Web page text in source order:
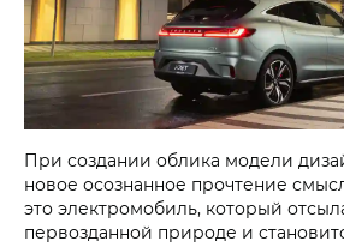
При создании облика модели
новое осознанное прочтение
это электромобиль, который
первозданной природе и